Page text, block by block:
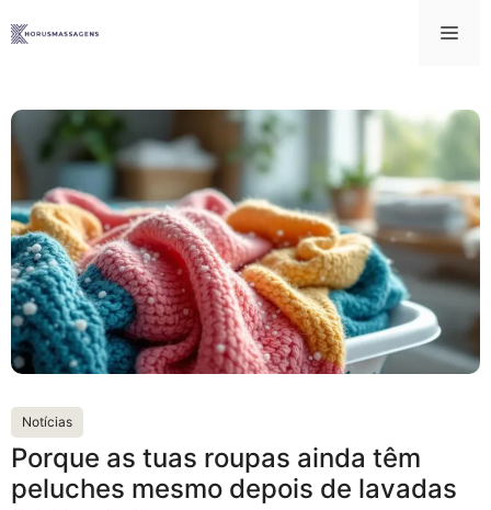
para
Notícias
Porque as tuas roupas ainda têm
peluches mesmo depois de lavadas